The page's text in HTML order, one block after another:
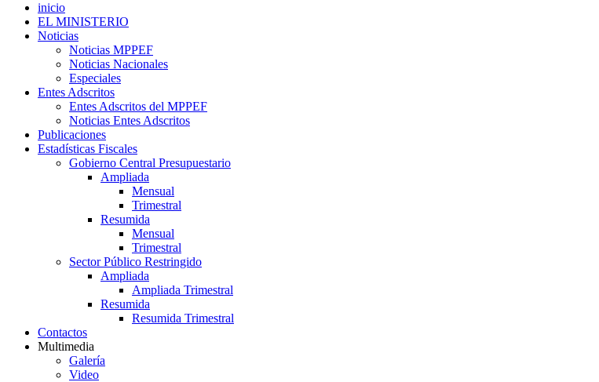
inicio
EL MINISTERIO
Noticias
Noticias MPPEF
Noticias Nacionales
Especiales
Entes Adscritos
Entes Adscritos del MPPEF
Noticias Entes Adscritos
Publicaciones
Estadísticas Fiscales
Gobierno Central Presupuestario
Ampliada
Mensual
Trimestral
Resumida
Mensual
Trimestral
Sector Público Restringido
Ampliada
Ampliada Trimestral
Resumida
Resumida Trimestral
Contactos
Multimedia
Galería
Video